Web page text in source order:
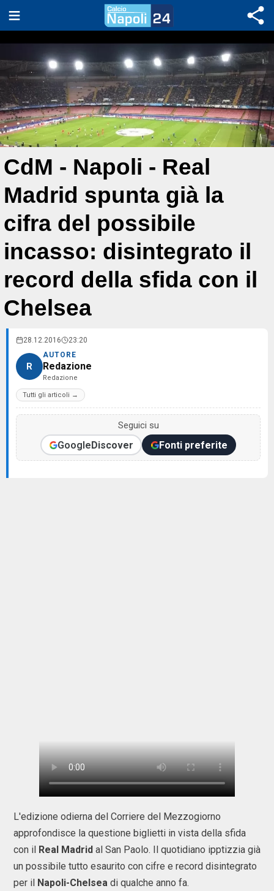
CdM - Napoli - Real
Madrid spunta già la
cifra del possibile
incasso: disintegrato il
record della sfida con il
Chelsea
28.12.2016 23:20
R
AUTORE
Redazione
Redazione
Tutti gli articoli →
Seguici su
GoogleDiscover Fonti preferite
L'edizione odierna del Corriere del Mezzogiorno
approfondisce la questione biglietti in vista della sfida
con il Real Madrid al San Paolo. Il quotidiano ipptizzia già
un possibile tutto esaurito con cifre e record disintegrato
per il Napoli-Chelsea di qualche anno fa.